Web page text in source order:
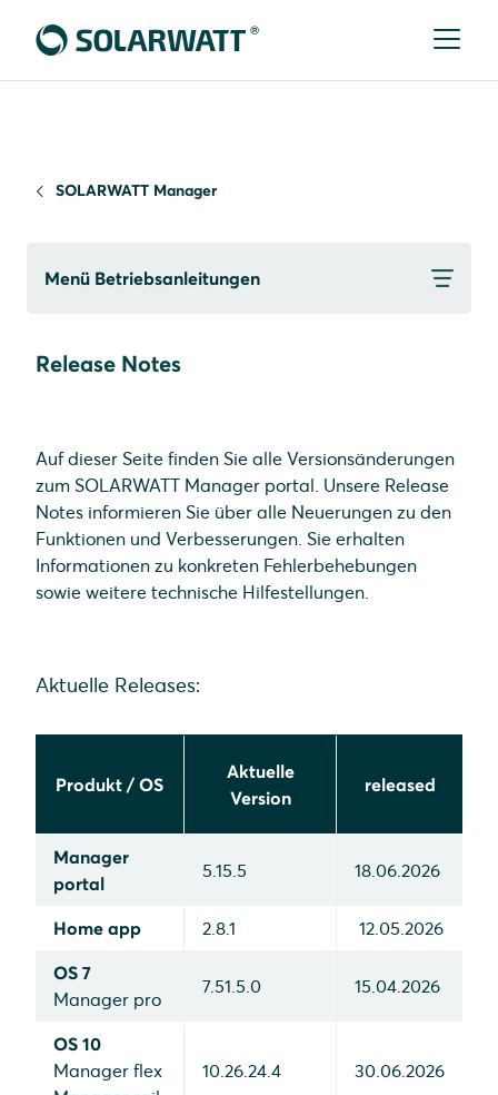
SOLARWATT Manager
Menü Betriebsanleitungen
Release Notes
Auf dieser Seite finden Sie alle Versionsänderungen
zum SOLARWATT Manager portal. Unsere Release
Notes informieren Sie über alle Neuerungen zu den
Funktionen und Verbesserungen. Sie erhalten
Informationen zu konkreten Fehlerbehebungen
sowie weitere technische Hilfestellungen.
Aktuelle Releases:
Produkt / OS
Aktuelle
Version
released
Manager
portal
5.15.5 18.06.2026
Home app 2.8.1
12.05.2026
OS 7
Manager pro
7.51.5.0 15.04.2026
OS 10
Manager flex
10.26.24.4 30.06.2026